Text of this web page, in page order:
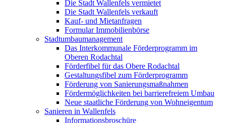
Die Stadt Wallenfels vermietet
Die Stadt Wallenfels verkauft
Kauf- und Mietanfragen
Formular Immobilienbörse
Stadtumbaumanagement
Das Interkommunale Förderprogramm im
Oberen Rodachtal
Förderfibel für das Obere Rodachtal
Gestaltungsfibel zum Förderprogramm
Förderung von Sanierungsmaßnahmen
Fördermöglichkeiten bei barrierefreiem Umbau
Neue staatliche Förderung von Wohneigentum
Sanieren in Wallenfels
Informationsbroschüre